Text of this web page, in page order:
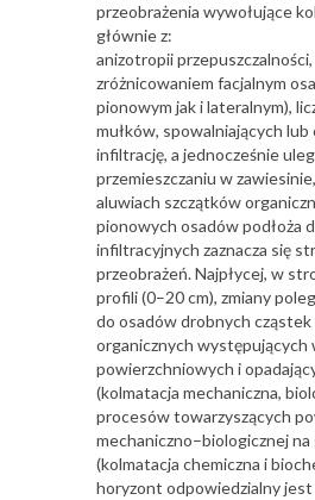
przeobrażenia wywołujące
głównie z:
anizotropii przepuszczalności,
zróżnicowaniem facjalnym
pionowym jak i lateralnym),
mułków, spowalniających lub
infiltrację, a jednocześnie
przemieszczaniu w
aluwiach szczątków
pionowych osadów podłoża
infiltracyjnych zaznacza się
przeobrażeń. Najpłycej, w
profili (0–20 cm), zmiany
do osadów drobnych cząstek
organicznych występujących
powierzchniowych i
(kolmatacja mechaniczna,
procesów towarzyszących
mechaniczno–biologicznej
(kolmatacja chemiczna i
horyzont odpowiedzialny jest